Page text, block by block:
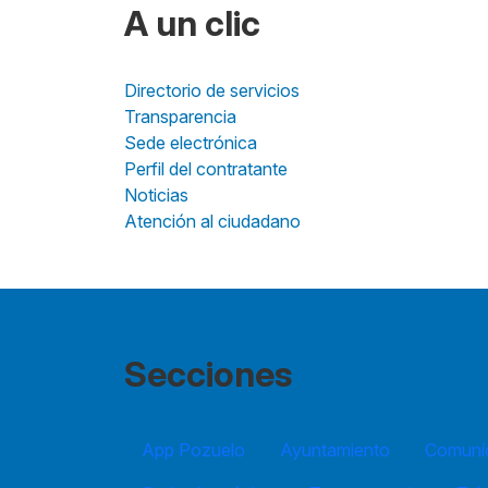
A un clic
Directorio de servicios
Transparencia
Sede electrónica
Perfil del contratante
Noticias
Atención al ciudadano
Secciones
App Pozuelo Ayuntamiento